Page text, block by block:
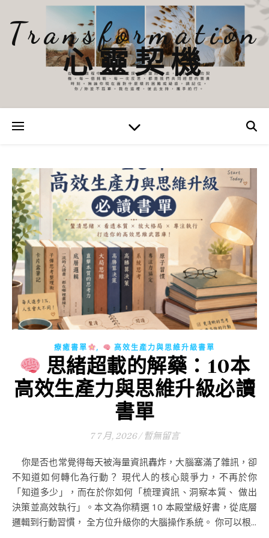
Transformation
心靈契機
療癒書單 , 高效生產力與思維升級書單
思緒超載的解藥：10本
高效生產力與思維升級必讀
書單
7 7 月, 2026 / 暫無留言
你是否也常覺得每天被海量資訊轟炸，大腦塞滿了雜訊，卻
不知道如何轉化為行動？ 現代人的核心競爭力，不再於你
「知道多少」，而在於你如何「梳理資訊、洞察本質、 做出
決策並高效執行」。本文為你精選 10 本殿堂級好書，從底層
邏輯到行動習慣， 全方位升級你的大腦操作系統。 你可以根...